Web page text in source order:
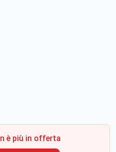
è più in offerta